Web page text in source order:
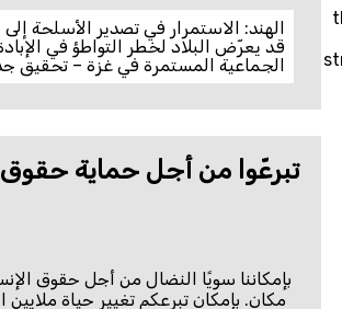
الهند: الاستمرار في تصدير الأسلحة
قد يعرّض البلاد لخطر التواطؤ في
الجماعية المستمرة في غزة – تحقيق
تبرعّوا من أجل حماية حقوق
بإمكاننا سويًا النضال من أجل حقوق
مكان. بإمكان تبرعكم تغيير حياة